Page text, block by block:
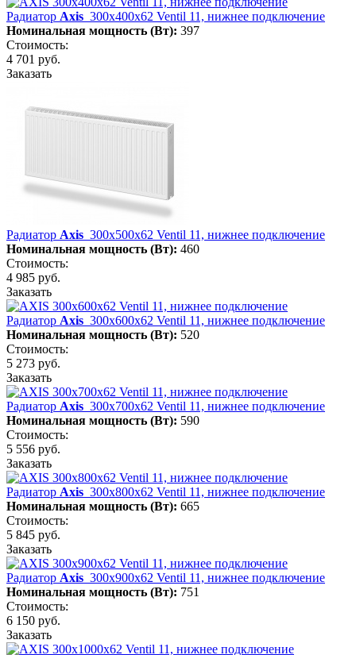
Радиатор Axis 300х400х62 Ventil 11, нижнее подключение
Номинальная мощность (Вт): 397
Стоимость:
4 701 руб.
Заказать
Радиатор Axis 300х500х62 Ventil 11, нижнее подключение
Номинальная мощность (Вт): 460
Стоимость:
4 985 руб.
Заказать
Радиатор Axis 300х600х62 Ventil 11, нижнее подключение
Номинальная мощность (Вт): 520
Стоимость:
5 273 руб.
Заказать
Радиатор Axis 300х700х62 Ventil 11, нижнее подключение
Номинальная мощность (Вт): 590
Стоимость:
5 556 руб.
Заказать
Радиатор Axis 300х800х62 Ventil 11, нижнее подключение
Номинальная мощность (Вт): 665
Стоимость:
5 845 руб.
Заказать
Радиатор Axis 300х900х62 Ventil 11, нижнее подключение
Номинальная мощность (Вт): 751
Стоимость:
6 150 руб.
Заказать